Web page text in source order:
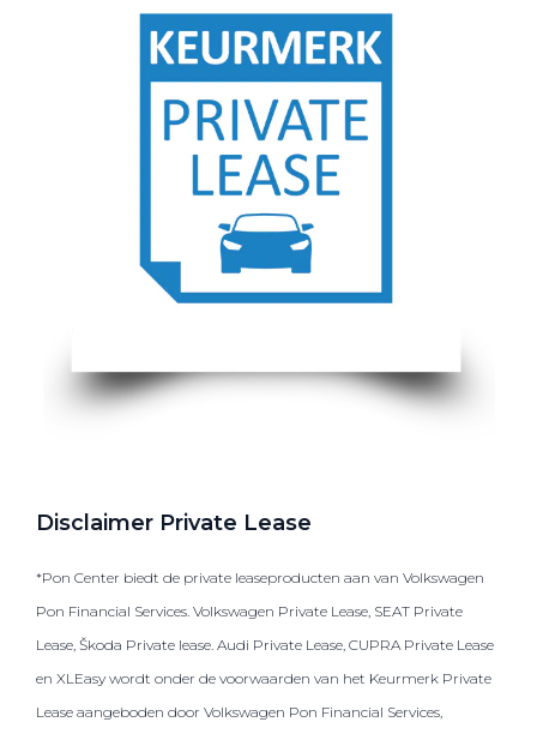
Disclaimer Private Lease
*Pon Center biedt de private leaseproducten aan van Volkswagen
Pon Financial Services. Volkswagen Private Lease, SEAT Private
Lease, Škoda Private lease. Audi Private Lease, CUPRA Private Lease
en XLEasy wordt onder de voorwaarden van het Keurmerk Private
Lease aangeboden door Volkswagen Pon Financial Services,